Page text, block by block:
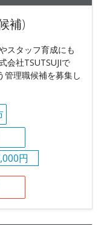
補)
スタッフ育成にも
会社TSUTSUJIで
管理職候補を募集し
円